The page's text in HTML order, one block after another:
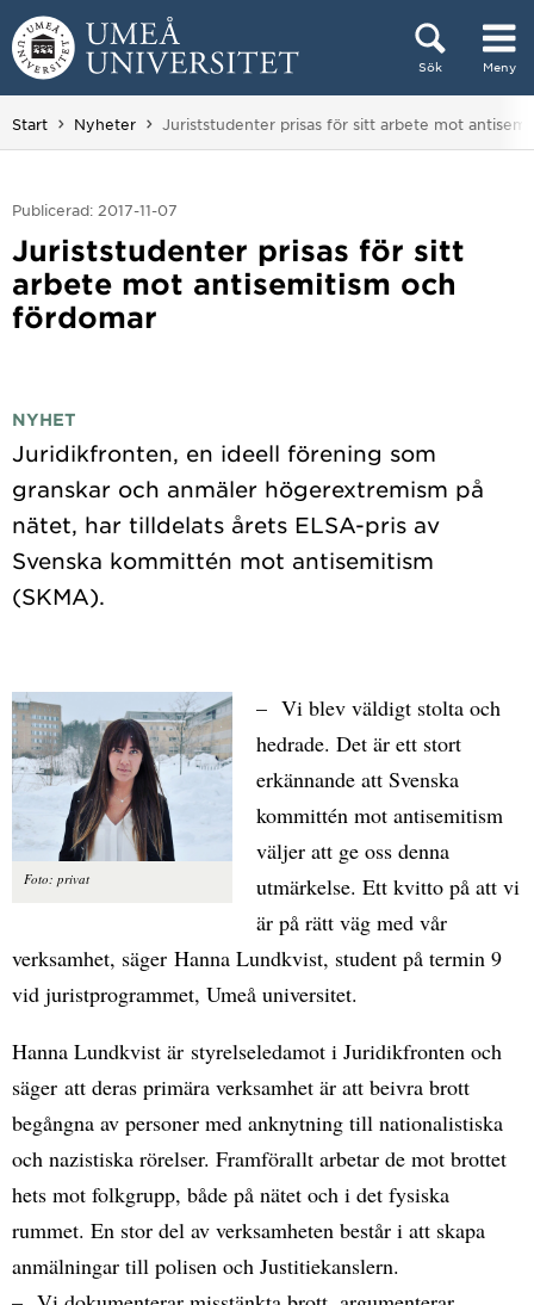
Hoppa direkt till innehållet
Sök Meny
Huvudmenyn dold.
Start Nyheter Du är här:
Juriststudenter prisas för sitt arbete mot
Publicerad: 2017-11-07
Juriststudenter prisas för sitt
arbete mot antisemitism och
fördomar
NYHET
Juridikfronten, en ideell förening som
granskar och anmäler högerextremism på
nätet, har tilldelats årets ELSA-pris av
Svenska kommittén mot antisemitism
Foto: privat
– Vi blev väldigt stolta och
hedrade. Det är ett stort
erkännande att Svenska
kommittén mot antisemitism
väljer att ge oss denna
utmärkelse. Ett kvitto på att vi
är på rätt väg med vår
verksamhet, säger Hanna Lundkvist, student på termin 9
vid juristprogrammet, Umeå universitet.
Hanna Lundkvist är styrelseledamot i Juridikfronten och
säger att deras primära verksamhet är att beivra brott
begångna av personer med anknytning till nationalistiska
och nazistiska rörelser. Framförallt arbetar de mot brottet
hets mot folkgrupp, både på nätet och i det fysiska
rummet. En stor del av verksamheten består i att skapa
anmälningar till polisen och Justitiekanslern.